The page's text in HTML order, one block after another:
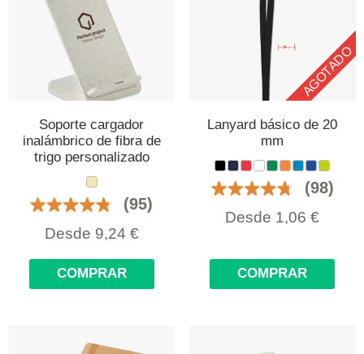
Soporte cargador
inalámbrico de fibra de
trigo personalizado
(95)
Desde 9,24 €
COMPRAR
AGOTADO
Lanyard básico de 20
mm
(98)
Desde 1,06 €
COMPRAR